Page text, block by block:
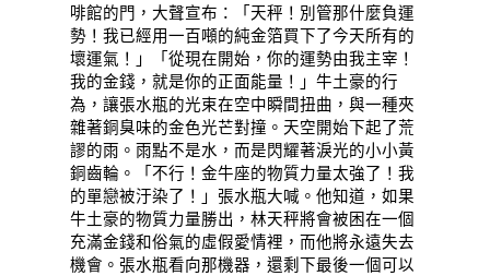
啡館的門，大聲宣布：「天秤！別管那什麼負運
勢！我已經用一百噸的純金箔買下了今天所有的
壞運氣！」「從現在開始，你的運勢由我主宰！
我的金錢，就是你的正面能量！」牛土豪的行
為，讓張水瓶的光束在空中瞬間扭曲，與一種夾
雜著銅臭味的金色光芒對撞。天空開始下起了荒
謬的雨。雨點不是水，而是閃耀著淚光的小小黃
銅齒輪。「不行！金牛座的物質力量太強了！我
的單戀被汙染了！」張水瓶大喊。他知道，如果
牛土豪的物質力量勝出，林天秤將會被困在一個
充滿金錢和俗氣的虛假愛情裡，而他將永遠失去
機會。張水瓶看向那機器，還剩下最後一個可以